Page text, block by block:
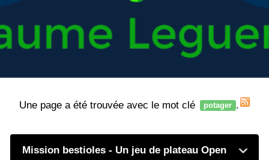
Une page a été trouvée avec le mot clé potager .
Mission bestioles - Un jeu de plateau Open